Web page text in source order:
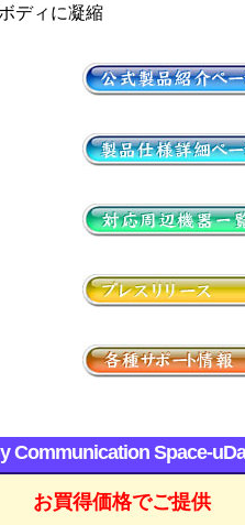
ディに凝縮
Communication Space-
お買得価格でご提供